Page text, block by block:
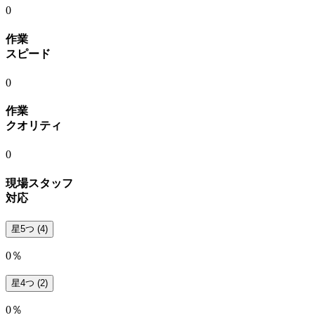
0
作業
スピード
0
作業
クオリティ
0
現場スタッフ
対応
星5つ (4)
0％
星4つ (2)
0％